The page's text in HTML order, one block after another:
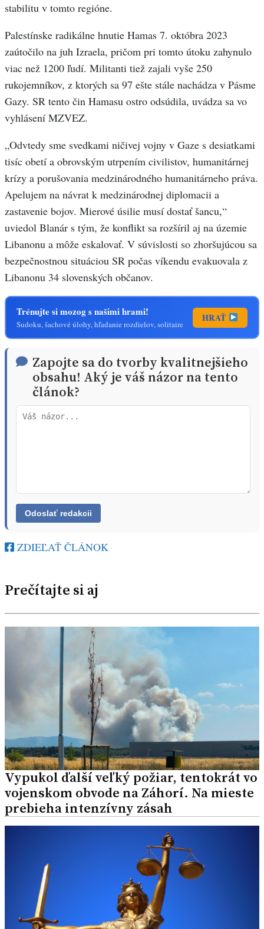
stabilitu v tomto regióne.
Palestínske radikálne hnutie Hamas 7. októbra 2023
zaútočilo na juh Izraela, pričom pri tomto útoku zahynulo
viac než 1200 ľudí. Militanti tiež zajali vyše 250
rukojemníkov, z ktorých sa 97 ešte stále nachádza v Pásme
Gazy. SR tento čin Hamasu ostro odsúdila, uvádza sa vo
vyhlásení MZVEZ.
„Odvtedy sme svedkami ničivej vojny v Gaze s desiatkami
tisíc obetí a obrovským utrpením civilistov, humanitárnej
krízy a porušovania medzinárodného humanitárneho práva.
Apelujem na návrat k medzinárodnej diplomacii a
zastavenie bojov. Mierové úsilie musí dostať šancu,“
uviedol Blanár s tým, že konflikt sa rozšíril aj na územie
Libanonu a môže eskalovať. V súvislosti so zhoršujúcou sa
bezpečnostnou situáciou SR počas víkendu evakuovala z
Libanonu 34 slovenských občanov.
Trénujte si mozog s našimi hrami!
Sudoku, šachové úlohy, hľadanie rozdielov, solitaire
HRAŤ
Zapojte sa do tvorby kvalitnejšieho
obsahu! Aký je váš názor na tento
článok?
ZDIEĽAŤ ČLÁNOK
Prečítajte si aj
Vypukol ďalší veľký požiar, tentokrát vo
vojenskom obvode na Záhorí. Na mieste
prebieha intenzívny zásah